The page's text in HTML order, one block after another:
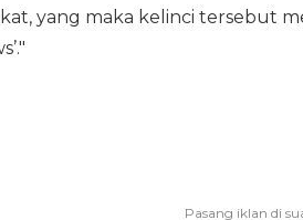
yang maka kelinci tersebut